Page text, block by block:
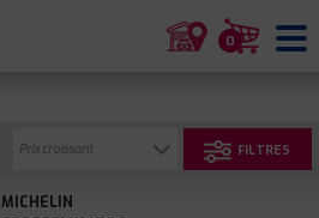
0
FILTRES
MICHELIN